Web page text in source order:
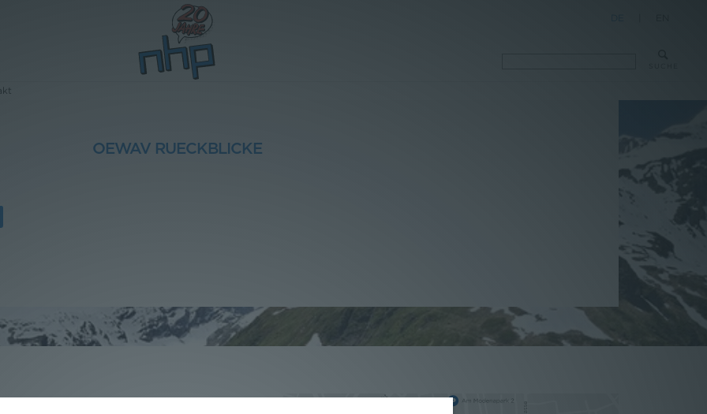
OEWAV RUECKBLICKE